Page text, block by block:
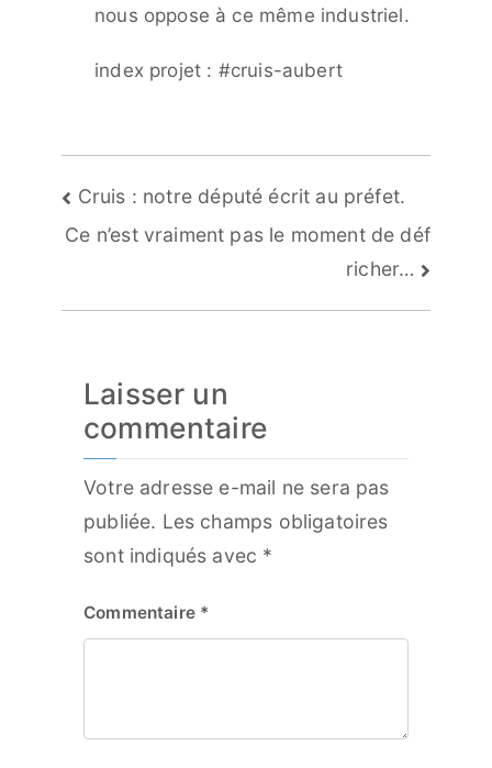
nous oppose à ce même industriel.
index projet : #cruis-aubert
Navigation
de
Cruis : notre député écrit au préfet.
Ce n’est vraiment pas le moment de déf
richer…
Laisser un
commentaire
Votre adresse e-mail ne sera pas
publiée. Les champs obligatoires
sont indiqués avec *
Commentaire *